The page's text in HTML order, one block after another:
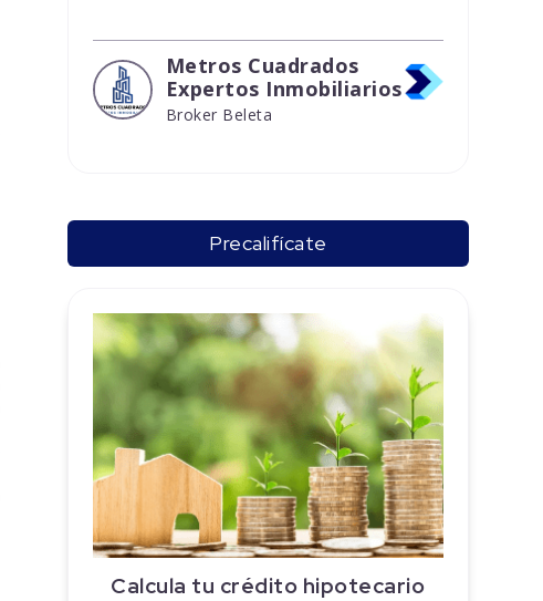
Metros Cuadrados
Expertos Inmobiliarios
Broker Beleta
Precalifícate
Calcula tu crédito hipotecario